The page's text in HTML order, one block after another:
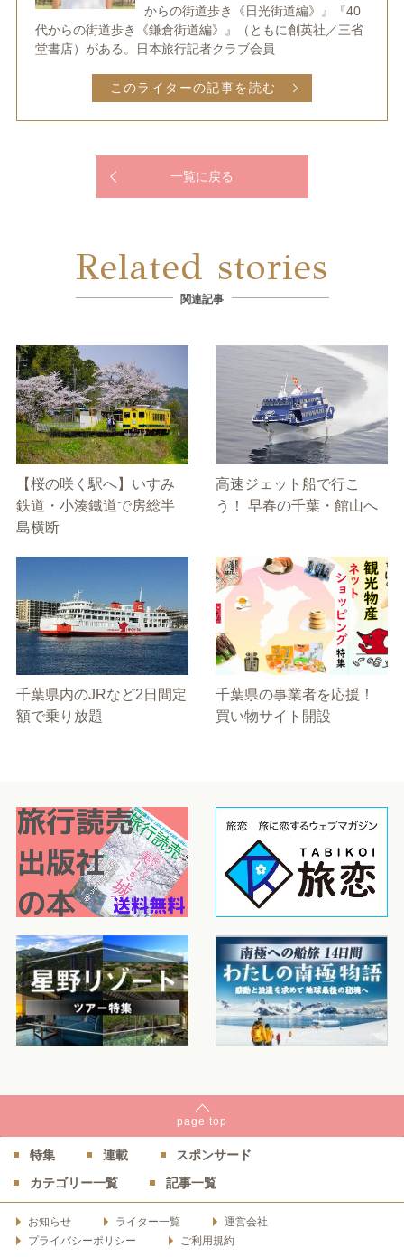
からの街道歩き《日光街道編》』『40
代からの街道歩き《鎌倉街道編》』（ともに創英社／三省
堂書店）がある。日本旅行記者クラブ会員
このライターの記事を読む
一覧に戻る
Related stories
関連記事
【桜の咲く駅へ】いすみ
鉄道・小湊鐡道で房総半
島横断
高速ジェット船で行こ
う！ 早春の千葉・館山へ
千葉県内のJRなど2日間定
額で乗り放題
千葉県の事業者を応援！
買い物サイト開設
page top
特集 連載
スポンサード
カテゴリー一覧
記事一覧
お知らせ ライター一覧
運営会社
プライバシーポリシー
ご利用規約